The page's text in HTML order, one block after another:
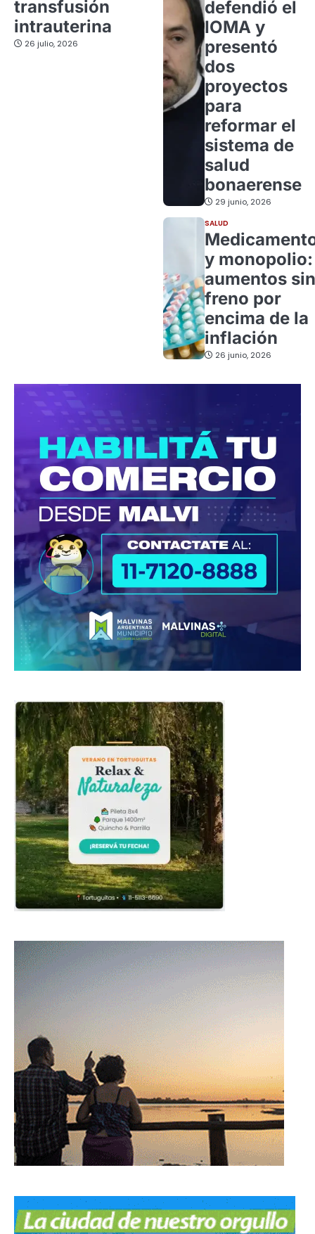
transfusión
intrauterina
26 julio, 2026
defendió el
IOMA y
presentó
dos
proyectos
para
reformar el
sistema de
salud
bonaerense
29 junio, 2026
SALUD
y monopolio:
aumentos sin
freno por
encima de la
inflación
26 junio, 2026